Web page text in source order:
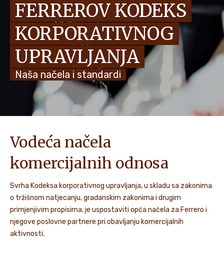
VIJESTI I PRIČE
FERREROV KODEKS
KORPORATIVNOG
UPRAVLJANJA
Naša načela i standardi
Vodeća načela
komercijalnih odnosa
Svrha Kodeksa korporativnog upravljanja, u skladu sa zakonima
o tržišnom natjecanju, građanskim zakonima i drugim
primjenjivim propisima, je uspostaviti opća načela za Ferrero i
njegove poslovne partnere pri obavljanju komercijalnih
aktivnosti.